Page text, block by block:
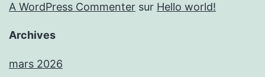
A WordPress Commenter sur Hello world!
Archives
mars 2026